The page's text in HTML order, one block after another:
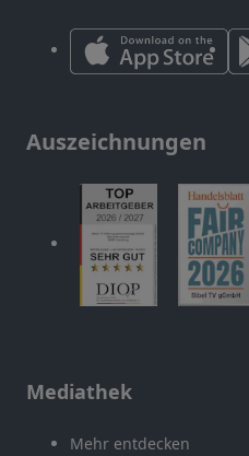
Auszeichnungen
Mediathek
Mehr entdecken